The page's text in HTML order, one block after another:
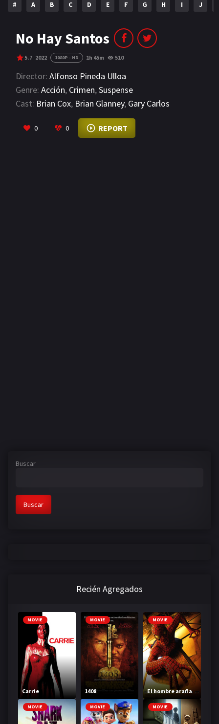
AÑOS
2023 2022
2021 2020
2019 2018
2002 2001
# A B C D E F G H I J
No Hay Santos
5.7 2022 1080P - HD 1h 45m 510
Director: Alfonso Pineda Ulloa
Genre: Acción, Crimen,Suspense
Cast: Brian Cox, Brian Glanney, Gary Carlos
VIEW MORE
0 0 REPORT
Buscar
Buscar
Recién Agregados
MOVIE
Carrie
MOVIE
1408
MOVIE
El hombre araña
MOVIE MOVIE MOVIE